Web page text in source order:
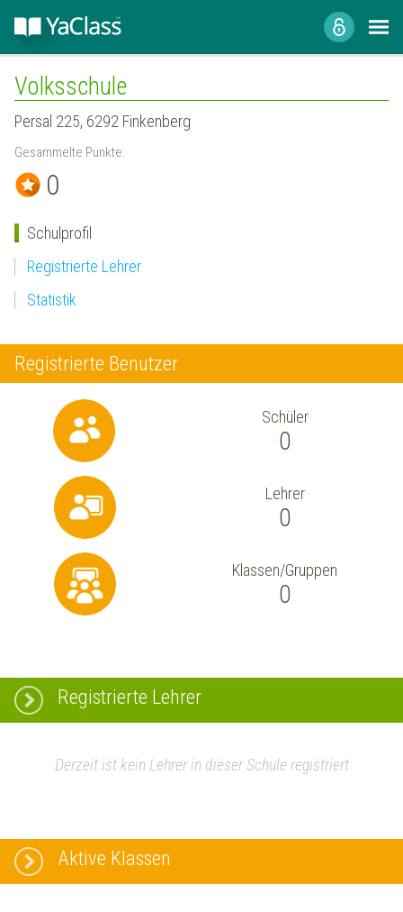
Volksschule
Persal 225, 6292 Finkenberg
Gesammelte Punkte:
0
Schulprofil
Registrierte Lehrer
Statistik
Registrierte Benutzer
Schüler
0
Lehrer
0
Klassen/Gruppen
0
Registrierte Lehrer
Derzeit ist kein Lehrer in dieser Schule registriert
Aktive Klassen